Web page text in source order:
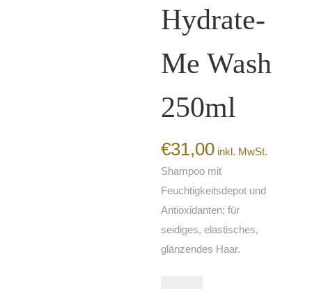
Hydrate-
Me Wash
250ml
€31,00 inkl. MwSt.
Shampoo mit
Feuchtigkeitsdepot und
Antioxidanten; für
seidiges, elastisches,
glänzendes Haar.